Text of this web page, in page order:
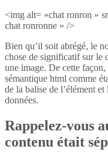
<img alt= »chat ronron »
chat ronronne » />
Bien qu’il soit abrégé, le
chose de significatif sur le
une image. De cette façon,
sémantique html comme
de la balise de l’élément
données.
Rappelez-vous
contenu était